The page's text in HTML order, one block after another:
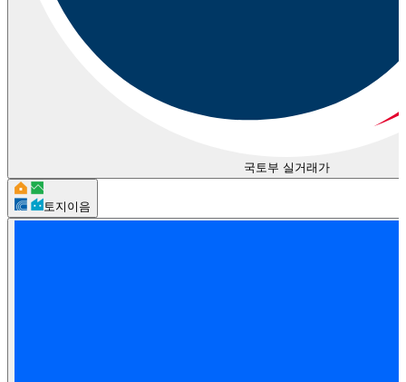
국토부 실거래가
토지이음